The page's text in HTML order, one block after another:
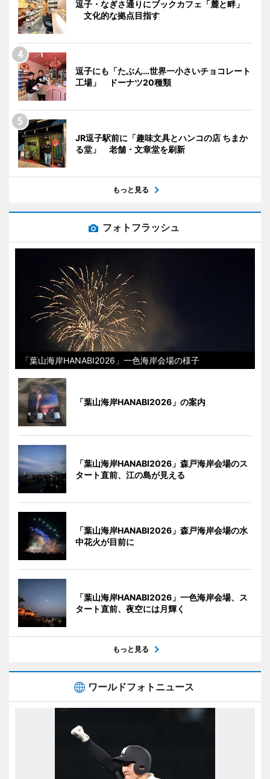
逗子・なぎさ通りにブックカフェ「麓と畔」
文化的な拠点目指す
逗子にも「たぶん…世界一小さいチョコレート
工場」 ドーナツ20種類
JR逗子駅前に「趣味文具とハンコの店 ちまか
る堂」 老舗・文章堂を刷新
もっと見る
フォトフラッシュ
「葉山海岸HANABI2026」一色海岸会場の様子
「葉山海岸HANABI2026」の案内
「葉山海岸HANABI2026」森戸海岸会場のス
タート直前、江の島が見える
「葉山海岸HANABI2026」森戸海岸会場の水
中花火が目前に
「葉山海岸HANABI2026」一色海岸会場、ス
タート直前、夜空には月輝く
もっと見る
ワールドフォトニュース